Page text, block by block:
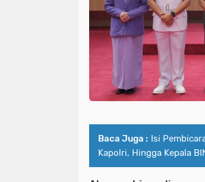
Baca Juga : Isi
Kapolri, Hingga Kepala